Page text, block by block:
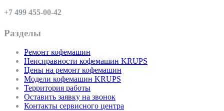
+7 499 455-00-42
Разделы
Ремонт кофемашин
Неисправности кофемашин KRUPS
Цены на ремонт кофемашин
Модели кофемашин KRUPS
Территория работы
Оставить заявку на звонок
Контакты сервисного центра